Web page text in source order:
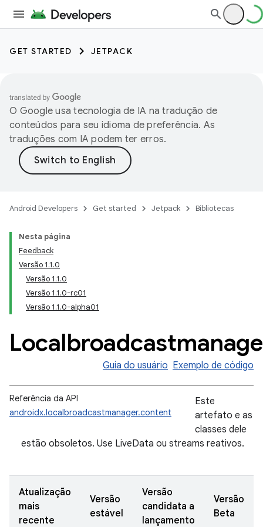
GET STARTED JETPACK
O Google usa tecnologia de IA na tradução de
conteúdos para seu idioma de preferência. As
traduções com IA podem ter erros.
Android Developers Get started Jetpack Bibliotecas
Nesta página
Feedback
Versão 1.1.0
Versão 1.1.0
Versão 1.1.0-rc01
Versão 1.1.0-alpha01
Guia do usuário Exemplo de código
Referência da API
androidx.localbroadcastmanager.content
Este
artefato e as
classes dele
estão obsoletos. Use LiveData ou streams reativos.
Atualização
mais
recente
Versão
estável
Versão
candidata a
lançamento
Versão
Beta